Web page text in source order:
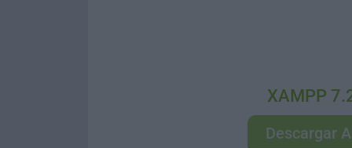
XAMPP
Descargar